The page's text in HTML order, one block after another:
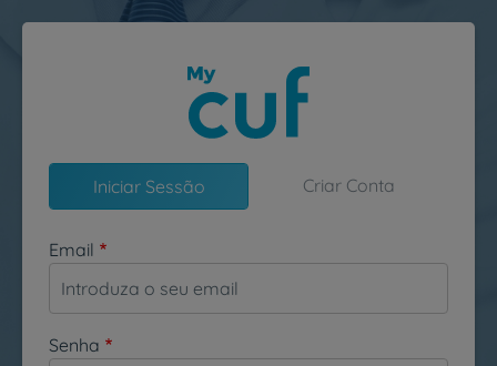
Passar para o conteúdo principal
Iniciar Sessão Criar Conta
Email
Senha